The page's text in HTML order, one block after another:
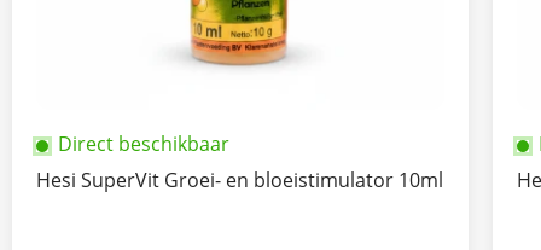
Direct beschikbaar
Hesi SuperVit Groei- en bloeistimulator 10ml